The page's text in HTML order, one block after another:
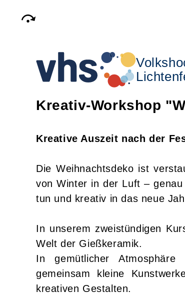
Kreativ-Workshop
Kreative Auszeit nach der
Die Weihnachtsdeko ist
von Winter in der Luft –
tun und kreativ in das neue
In unserem zweistündigen
Welt der Gießkeramik.
In gemütlicher
gemeinsam kleine
kreativen Gestalten.